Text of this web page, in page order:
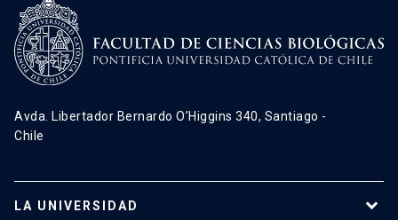
Avda. Libertador Bernardo O’Higgins 340, Santiago -
Chile
LA UNIVERSIDAD